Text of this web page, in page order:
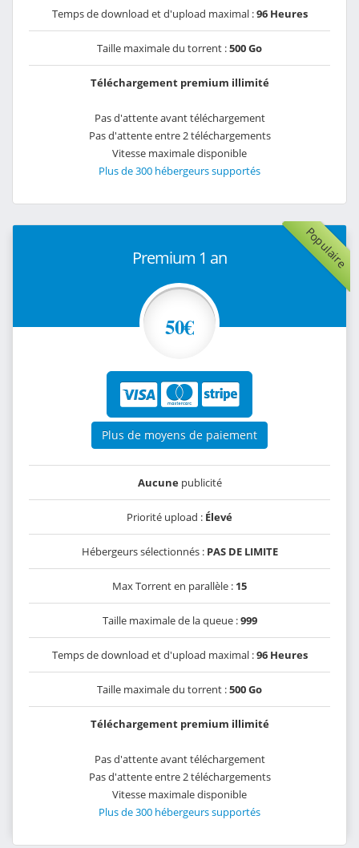
Temps de download et d'upload maximal :96 Heures
Taille maximale du torrent :500 Go
Téléchargement premium illimité
Pas d'attente avant téléchargement
Pas d'attente entre 2 téléchargements
Vitesse maximale disponible
Plus de 300 hébergeurs supportés
Populaire
Premium 1 an
50€
Plus de moyens de paiement
Aucunepublicité
Priorité upload : Élevé
Hébergeurs sélectionnés : PAS DE LIMITE
Max Torrent en parallèle : 15
Taille maximale de la queue :999
Temps de download et d'upload maximal :96 Heures
Taille maximale du torrent :500 Go
Téléchargement premium illimité
Pas d'attente avant téléchargement
Pas d'attente entre 2 téléchargements
Vitesse maximale disponible
Plus de 300 hébergeurs supportés